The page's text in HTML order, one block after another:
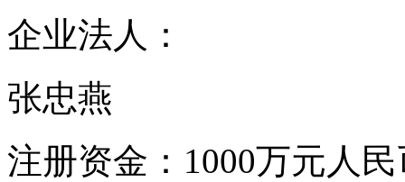
企业法人：
张忠燕
注册资金： 1000万元人